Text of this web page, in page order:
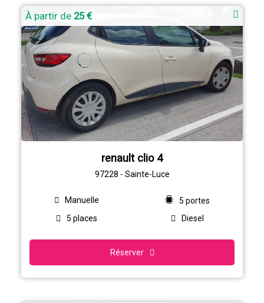
À partir de 25 €
renault clio 4
97228 - Sainte-Luce
Manuelle
5 portes
5 places
Diesel
Réserver